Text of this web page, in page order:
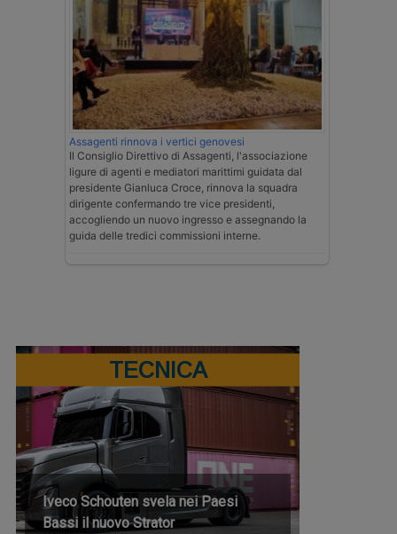
Assagenti rinnova i vertici genovesi
Il Consiglio Direttivo di Assagenti, l'associazione
ligure di agenti e mediatori marittimi guidata dal
presidente Gianluca Croce, rinnova la squadra
dirigente confermando tre vice presidenti,
accogliendo un nuovo ingresso e assegnando la
guida delle tredici commissioni interne.
TECNICA
Iveco Schouten svela nei Paesi
Bassi il nuovo Strator